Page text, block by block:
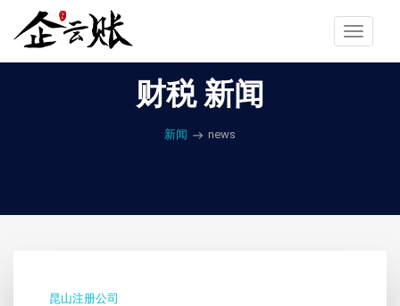
Toggle
财税 新闻
新闻 news
昆山注册公司